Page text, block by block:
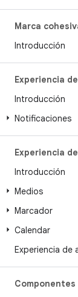
Marca
Introducción
Experiencia
Introducción
Notificaciones
Experiencia
Introducción
Medios
Marcador
Calendar
Experiencia de
Componentes